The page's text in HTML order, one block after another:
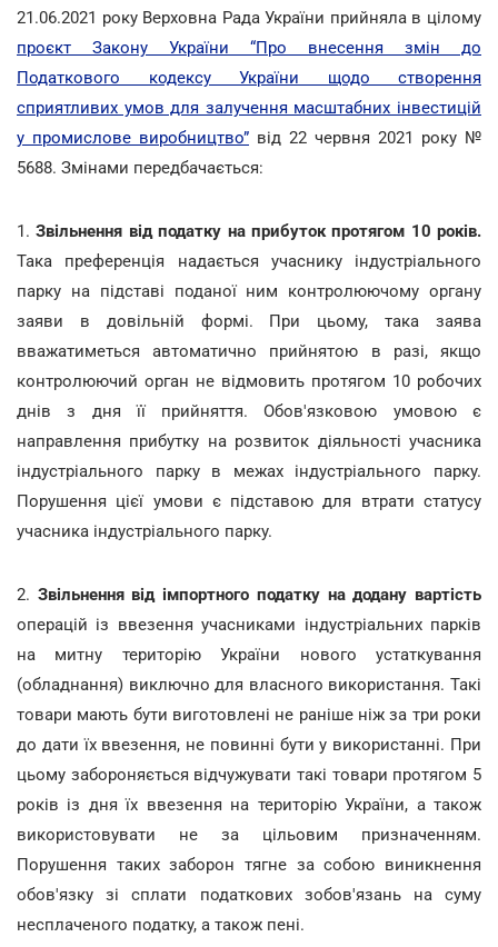
21.06.2021 року Верховна Рада України прийняла в цілому
проєкт Закону України “Про внесення змін до
Податкового кодексу України щодо створення
сприятливих умов для залучення масштабних інвестицій
у промислове виробництво” від 22 червня 2021 року №
5688. Змінами передбачається:
1.Звільнення від податку на прибуток протягом 10 років.
Така преференція надається учаснику індустріального
парку на підставі поданої ним контролюючому органу
заяви в довільній формі. При цьому, така заява
вважатиметься автоматично прийнятою в разі, якщо
контролюючий орган не відмовить протягом 10 робочих
днів з дня її прийняття. Обов'язковою умовою є
направлення прибутку на розвиток діяльності учасника
індустріального парку в межах індустріального парку.
Порушення цієї умови є підставою для втрати статусу
учасника індустріального парку.
2. Звільнення від імпортного податку на додану вартість
операцій із ввезення учасниками індустріальних парків
на митну територію України нового устаткування
(обладнання) виключно для власного використання. Такі
товари мають бути виготовлені не раніше ніж за три роки
до дати їх ввезення, не повинні бути у використанні. При
цьому забороняється відчужувати такі товари протягом 5
років із дня їх ввезення на територію України, а також
використовувати не за цільовим призначенням.
Порушення таких заборон тягне за собою виникнення
обов'язку зі сплати податкових зобов'язань на суму
несплаченого податку, а також пені.